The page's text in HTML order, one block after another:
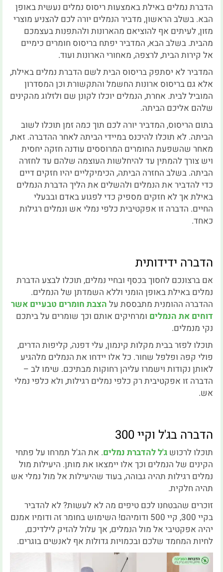
הדברת נמלים באילת באמצעות ריסוס נמלים נעשית באופן
הבא. בשלב הראשון, מדביר הנמלים יורה לכם להצניע מוצרי
מזון, לעיתים אף להוציאם מהארונות ולהתפנות בעצמכם
מהבית. בשלב הבא, המדביר יפתח בריסוס חומרים כימיים
אל קירות הבית, לרצפה, מאחורי הארונות ועוד.
המדביר לא יסתפק בריסוס הבית לשם הדברת נמלים באילת,
אלא גם בריסוס ארונות החשמל והתקשורת וכן המסדרון
המוביל לבית. אחרת, הנמלים יוכלו לקונן שם ולזלוג מהקינים
שלהם אליכם הביתה.
בתום הריסוס, המדביר יורה לכם תוך כמה זמן תוכלו לשוב
הביתה. לא תוכלו להיכנס במיידי הביתה לאחר ההדברה. זאת,
מאחר שהשפעת החומרים המרוססים עודנה חזקה יחסית
ויש צורך להמתין עד להיחלשות העוצמה שלהם עד לחזרה
הביתה. בשלב החזרה הביתה, הכימיקליים יהיו חזקים דיים
כדי להדביר את הנמלים ולהשלים את הליך הדברת הנמלים
באילת אך לא חזקים מספיק כדי לפגוע באדם ובבעלי
החיים. הדברה זו אפקטיבית כלפי נמלי אש ונמלים רגילות
כאחד.
הדברה ידידותית
אם ברצונכם לחסוך בכסף ובחיי נמלים, תוכלו לבצע הדברת
נמלים באילת באופן הומני וללא השמדתן של הנמלים.
ההדברה ההומנית מתבססת על הצבת חומרים טבעיים אשר
דוחים את הנמלים ומרחיקים אותם וכך שומרים על ביתכם
נקי מנמלים.
תוכלו לפזר בבית מקלות קינמון, עלי דפנה, קליפות הדרים,
פולי קפה ופלפל שחור. כל אלו יידחו את הנמלים מלהגיע
לאותן נקודות וישמרו עליהן רחוקות מבתיכם. שימו לב –
הדברה זו אפקטיבית רק כלפי נמלים רגילות, ולא כלפי נמלי
אש.
הדברה בג'ל וקיי 300
תוכלו לרכוש ג'ל להדברת נמלים. את הג'ל תמרחו על פתחי
הקינים של הנמלים וכך אלו יימצאו את מותן. היעילות מול
נמלים רגילות תהיה גבוהה, בעוד שהיעילות אל מול נמלי אש
תהיה חלקית.
זוכרים שהבטחנו לכם טיפים מה לא לעשות? לא להדביר
בקיי 300, קיי 500 ודומיהם! השימוש בחומר זה ודומיו אמנם
יהיה אפקטיבי אל מול הנמלים, אך עלול להזיק לילדיכם,
לחיות המחמד שלכם ובכמויות גדולות אף לאנשים בוגרים.